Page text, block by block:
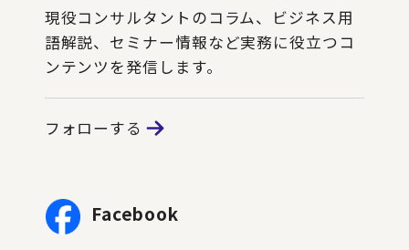
現役コンサルタントのコラム、ビジネス用
語解説、セミナー情報など実務に役立つコ
ンテンツを発信します。
フォローする
Facebook